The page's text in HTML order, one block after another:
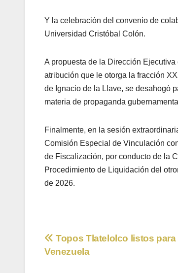
Y la celebración del convenio de
Universidad Cristóbal Colón.
A propuesta de la Dirección
atribución que le otorga la fracción
de Ignacio de la Llave, se desahogó
materia de propaganda
Finalmente, en la sesión
Comisión Especial de Vinculación
de Fiscalización, por conducto de la
Procedimiento de Liquidación del
de 2026.
Navegación
Topos Tlatelolco listos
Venezuela